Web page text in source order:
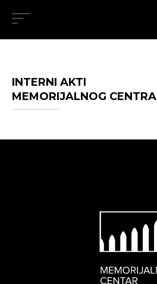
INTERNI AKTI
MEMORIJALNOG CENTRA